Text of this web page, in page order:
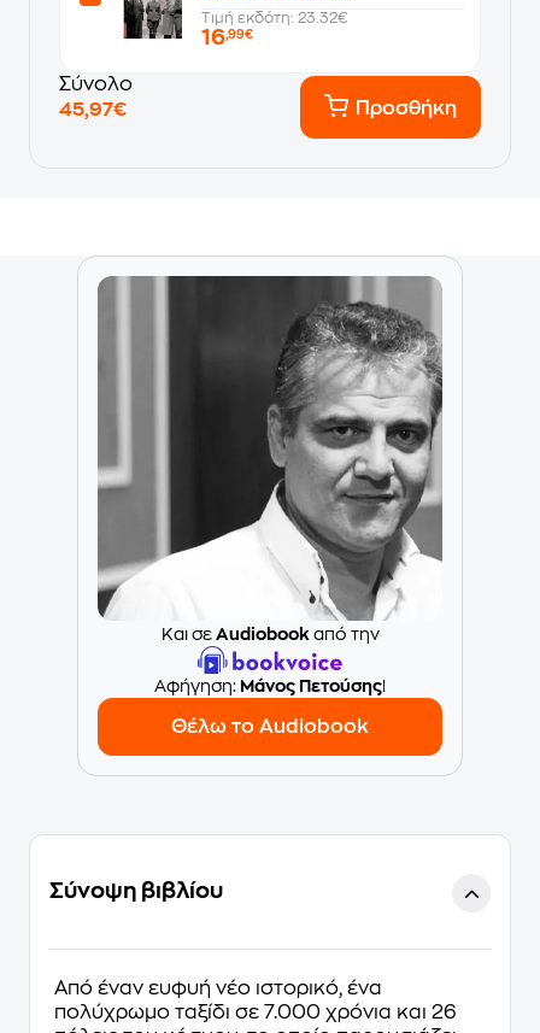
Τιμή εκδότη: 23.32€
16,99€
Σύνολο
45,97€
Προσθήκη
Και σε Audiobookαπό την
Aφήγηση: Μάνος Πετούσης!
Θέλω το Audiobook
Σύνοψη βιβλίου
Από έναν ευφυή νέο ιστορικό, ένα
πολύχρωμο ταξίδι σε 7.000 χρόνια και 26